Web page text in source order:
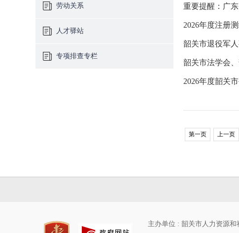
劳动关系
人才驿站
专项排查专栏
重要提醒：广
2026年度注册
韶关市退役军
韶关市法学会
2026年度韶关
第一页 上一页
主办单位 : 韶关市人力资源和